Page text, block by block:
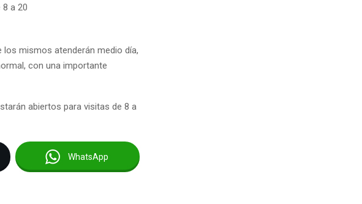
a 20
mismos atenderán medio día,
con una importante
abiertos para visitas de 8 a
WhatsApp